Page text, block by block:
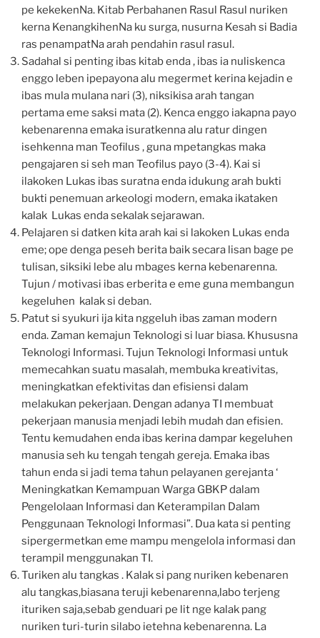
pe kekekenNa. Kitab Perbahanen Rasul Rasul nuriken
kerna KenangkihenNa ku surga, nusurna Kesah si Badia
ras penampatNa arah pendahin rasul rasul.
Sadahal si penting ibas kitab enda , ibas ia nuliskenca
enggo leben ipepayona alu megermet kerina kejadin e
ibas mula mulana nari (3), niksikisa arah tangan
pertama eme saksi mata (2). Kenca enggo iakapna payo
kebenarenna emaka isuratkenna alu ratur dingen
isehkenna man Teofilus , guna mpetangkas maka
pengajaren si seh man Teofilus payo (3-4). Kai si
ilakoken Lukas ibas suratna enda idukung arah bukti
bukti penemuan arkeologi modern, emaka ikataken
kalak Lukas enda sekalak sejarawan.
Pelajaren si datken kita arah kai si lakoken Lukas enda
eme; ope denga peseh berita baik secara lisan bage pe
tulisan, siksiki lebe alu mbages kerna kebenarenna.
Tujun / motivasi ibas erberita e eme guna membangun
kegeluhen kalak si deban.
Patut si syukuri ija kita nggeluh ibas zaman modern
enda. Zaman kemajun Teknologi si luar biasa. Khususna
Teknologi Informasi. Tujun Teknologi Informasi untuk
memecahkan suatu masalah, membuka kreativitas,
meningkatkan efektivitas dan efisiensi dalam
melakukan pekerjaan. Dengan adanya TI membuat
pekerjaan manusia menjadi lebih mudah dan efisien.
Tentu kemudahen enda ibas kerina dampar kegeluhen
manusia seh ku tengah tengah gereja. Emaka ibas
tahun enda si jadi tema tahun pelayanen gerejanta ‘
Meningkatkan Kemampuan Warga GBKP dalam
Pengelolaan Informasi dan Keterampilan Dalam
Penggunaan Teknologi Informasi”. Dua kata si penting
sipergermetkan eme mampu mengelola informasi dan
terampil menggunakan TI.
Turiken alu tangkas . Kalak si pang nuriken kebenaren
alu tangkas,biasana teruji kebenarenna,labo terjeng
ituriken saja,sebab genduari pe lit nge kalak pang
nuriken turi-turin silabo ietehna kebenarenna. La